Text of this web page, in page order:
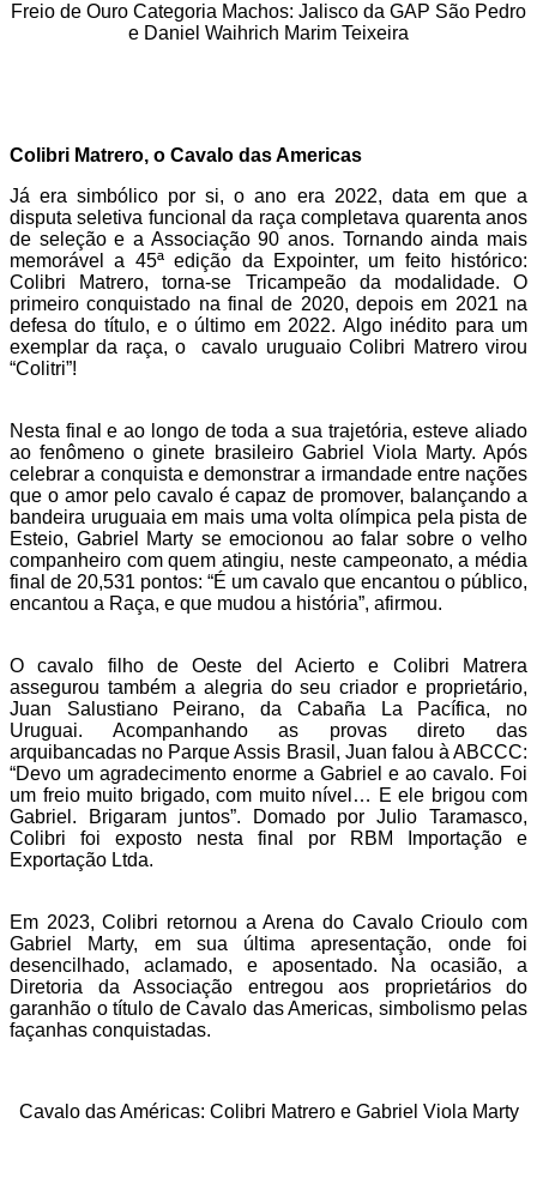
Freio de Ouro Categoria Machos: Jalisco da GAP São Pedro
e Daniel Waihrich Marim Teixeira
Colibri Matrero, o Cavalo das Americas
Já era simbólico por si, o ano era 2022, data em que a
disputa seletiva funcional da raça completava quarenta anos
de seleção e a Associação 90 anos. Tornando ainda mais
memorável a 45ª edição da Expointer, um feito histórico:
Colibri Matrero, torna-se Tricampeão da modalidade. O
primeiro conquistado na final de 2020, depois em 2021 na
defesa do título, e o último em 2022. Algo inédito para um
exemplar da raça, o cavalo uruguaio Colibri Matrero virou
“Colitri”!
Nesta final e ao longo de toda a sua trajetória, esteve aliado
ao fenômeno o ginete brasileiro Gabriel Viola Marty. Após
celebrar a conquista e demonstrar a irmandade entre nações
que o amor pelo cavalo é capaz de promover, balançando a
bandeira uruguaia em mais uma volta olímpica pela pista de
Esteio, Gabriel Marty se emocionou ao falar sobre o velho
companheiro com quem atingiu, neste campeonato, a média
final de 20,531 pontos: “É um cavalo que encantou o público,
encantou a Raça, e que mudou a história”, afirmou.
O cavalo filho de Oeste del Acierto e Colibri Matrera
assegurou também a alegria do seu criador e proprietário,
Juan Salustiano Peirano, da Cabaña La Pacífica, no
Uruguai. Acompanhando as provas direto das
arquibancadas no Parque Assis Brasil, Juan falou à ABCCC:
“Devo um agradecimento enorme a Gabriel e ao cavalo. Foi
um freio muito brigado, com muito nível… E ele brigou com
Gabriel. Brigaram juntos”. Domado por Julio Taramasco,
Colibri foi exposto nesta final por RBM Importação e
Exportação Ltda.
Em 2023, Colibri retornou a Arena do Cavalo Crioulo com
Gabriel Marty, em sua última apresentação, onde foi
desencilhado, aclamado, e aposentado. Na ocasião, a
Diretoria da Associação entregou aos proprietários do
garanhão o título de Cavalo das Americas, simbolismo pelas
façanhas conquistadas.
Cavalo das Américas: Colibri Matrero e Gabriel Viola Marty